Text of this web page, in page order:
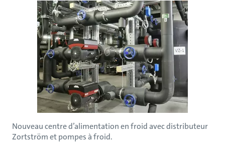
Nouveau centre d’alimentation en froid avec distributeur
Zortström et pompes à froid.